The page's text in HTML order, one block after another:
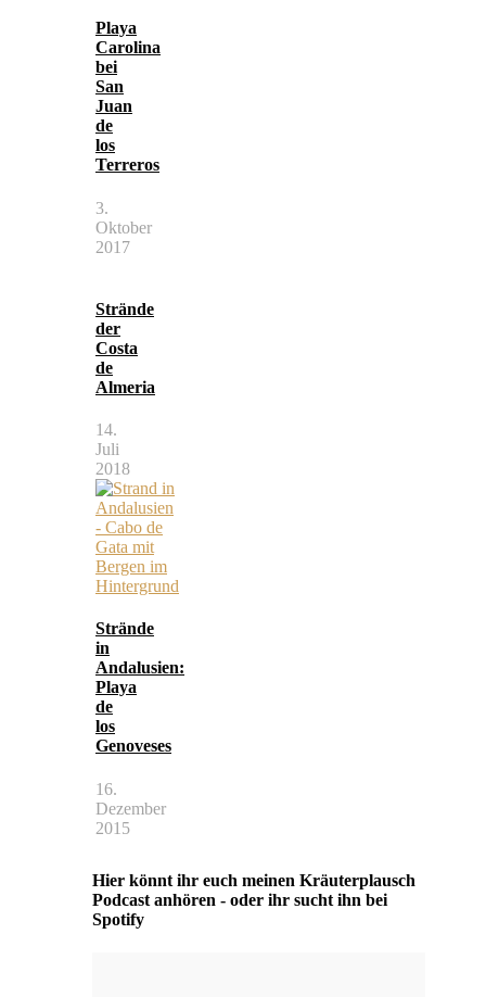
Playa
Carolina
bei
San
Juan
de
los
Terreros
3.
Oktober
2017
Strände
der
Costa
de
Almeria
14.
Juli
2018
Strände
in
Andalusien:
Playa
de
los
Genoveses
16.
Dezember
2015
Hier könnt ihr euch meinen Kräuterplausch
Podcast anhören - oder ihr sucht ihn bei
Spotify